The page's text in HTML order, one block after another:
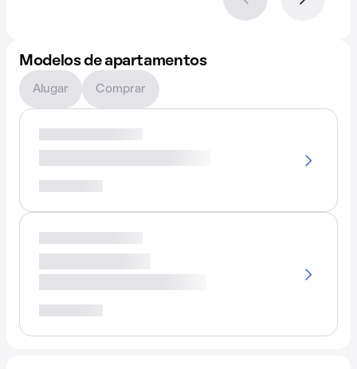
Modelos de apartamentos
Alugar Comprar